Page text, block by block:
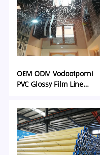
OEM ODM Vodootporni
PVC Glossy Film Line
Pop dizajn Glossy Stretch
Strop